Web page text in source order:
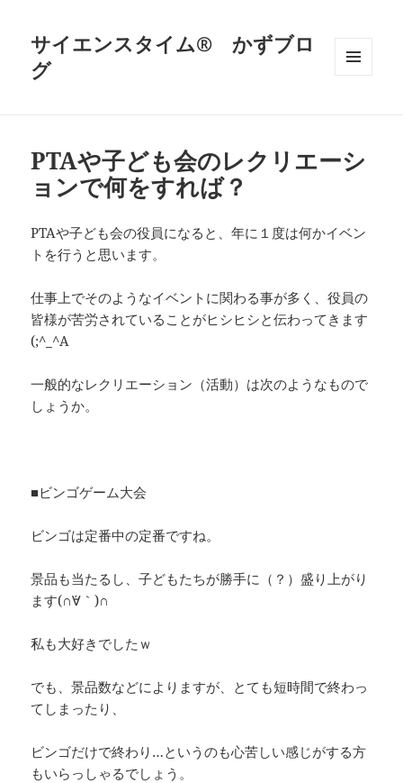
サイエンスタイム® かずブロ
グ
PTAや子ども会のレクリエーシ
ョンで何をすれば？
PTAや子ども会の役員になると、年に１度は何かイベン
トを行うと思います。
仕事上でそのようなイベントに関わる事が多く、役員の
皆様が苦労されていることがヒシヒシと伝わってきます
(;^_^A
一般的なレクリエーション（活動）は次のようなもので
しょうか。
■ビンゴゲーム大会
ビンゴは定番中の定番ですね。
景品も当たるし、子どもたちが勝手に（？）盛り上がり
ます(∩´∀｀)∩
私も大好きでしたｗ
でも、景品数などによりますが、とても短時間で終わっ
てしまったり、
ビンゴだけで終わり…というのも心苦しい感じがする方
もいらっしゃるでしょう。